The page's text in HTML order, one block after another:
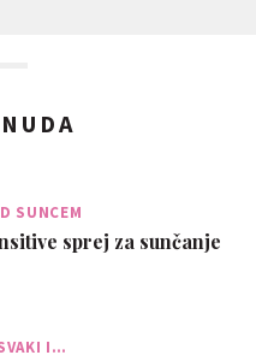
SUNCEM
sprej za sunčanje
I…